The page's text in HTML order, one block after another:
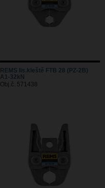
REMS lis.kleště FTB 28 (PZ-2B)
A1-32kN
Obj.č. 571438